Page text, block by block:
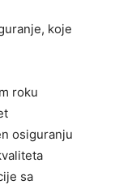
koje
roku
osiguranju
sa